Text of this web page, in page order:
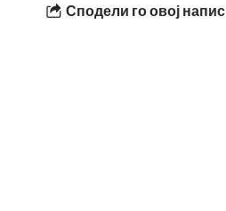
Сподели го овој напис